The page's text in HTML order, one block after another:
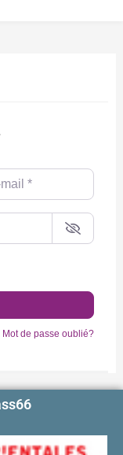
Mot de passe oublié?